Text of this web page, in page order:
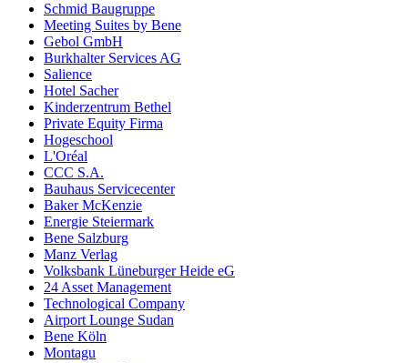
Schmid Baugruppe
Meeting Suites by Bene
Gebol GmbH
Burkhalter Services AG
Salience
Hotel Sacher
Kinderzentrum Bethel
Private Equity Firma
Hogeschool
L'Oréal
CCC S.A.
Bauhaus Servicecenter
Baker McKenzie
Energie Steiermark
Bene Salzburg
Manz Verlag
Volksbank Lüneburger Heide eG
24 Asset Management
Technological Company
Airport Lounge Sudan
Bene Köln
Montagu